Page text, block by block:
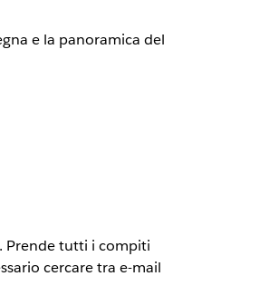
e la panoramica del
Prende tutti i compiti
cercare tra e-mail